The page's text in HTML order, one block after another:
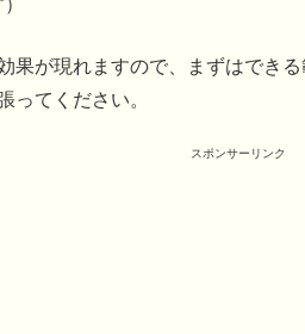
果が現れますので、まずはでき
ってください。
スポンサーリンク